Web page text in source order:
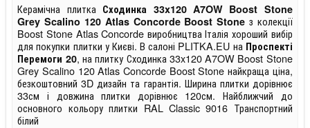
Керамічна плитка Сходинка 33x120 A7OW Boost Stone
Grey Scalino 120 Atlas Concorde Boost Stone з колекції
Boost Stone Atlas Concorde виробництва Італія хороший вибір
для покупки плитки у Києві. В салоні PLITKA.EU на Проспекті
Перемоги 20, на плитку Сходинка 33x120 A7OW Boost Stone
Grey Scalino 120 Atlas Concorde Boost Stone найкраща ціна,
безкоштовний 3D дизайн та гарантія. Ширина плитки дорівнює
33см і довжина плитки дорівнює 120см. Найближчий до
основного кольору плитки RAL Classic 9016 Транспортний
білий